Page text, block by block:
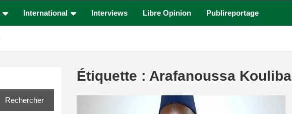
International Interviews Libre Opinion Publireportage
Étiquette : Arafanoussa
Rechercher